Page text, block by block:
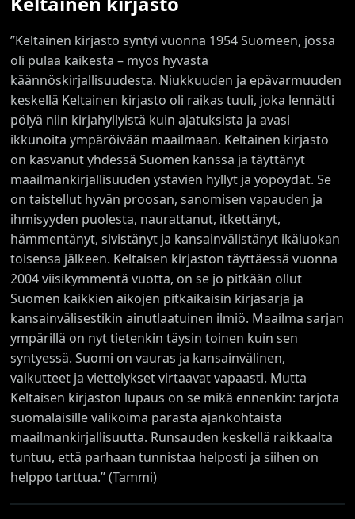
”Keltainen kirjasto syntyi vuonna 1954 Suomeen, jossa
oli pulaa kaikesta – myös hyvästä
käännöskirjallisuudesta. Niukkuuden ja epävarmuuden
keskellä Keltainen kirjasto oli raikas tuuli, joka lennätti
pölyä niin kirjahyllyistä kuin ajatuksista ja avasi
ikkunoita ympäröivään maailmaan. Keltainen kirjasto
on kasvanut yhdessä Suomen kanssa ja täyttänyt
maailmankirjallisuuden ystävien hyllyt ja yöpöydät. Se
on taistellut hyvän proosan, sanomisen vapauden ja
ihmisyyden puolesta, naurattanut, itkettänyt,
hämmentänyt, sivistänyt ja kansainvälistänyt ikäluokan
toisensa jälkeen. Keltaisen kirjaston täyttäessä vuonna
2004 viisikymmentä vuotta, on se jo pitkään ollut
Suomen kaikkien aikojen pitkäikäisin kirjasarja ja
kansainvälisestikin ainutlaatuinen ilmiö. Maailma sarjan
ympärillä on nyt tietenkin täysin toinen kuin sen
syntyessä. Suomi on vauras ja kansainvälinen,
vaikutteet ja viettelykset virtaavat vapaasti. Mutta
Keltaisen kirjaston lupaus on se mikä ennenkin: tarjota
suomalaisille valikoima parasta ajankohtaista
maailmankirjallisuutta. Runsauden keskellä raikkaalta
tuntuu, että parhaan tunnistaa helposti ja siihen on
helppo tarttua.” (Tammi)